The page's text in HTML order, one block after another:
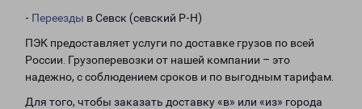
- Переезды в Севск (севский Р-Н)
ПЭК предоставляет услуги по доставке грузов по всей
России. Грузоперевозки от нашей компании – это
надежно, с соблюдением сроков и по выгодным тарифам.
Для того, чтобы заказать доставку «в» или «из» города